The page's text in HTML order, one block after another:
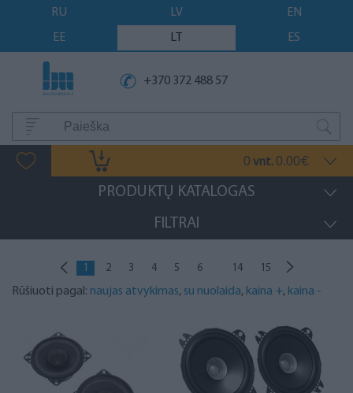
RU LV
EN
EE
LT ES
+370 372 488 57
0 vnt. 0.00€
PRODUKTŲ KATALOGAS
FILTRAI
1 2 3 4 5 6 14 15
Rūšiuoti pagal: naujas atvykimas, su nuolaida, kaina +, kaina -